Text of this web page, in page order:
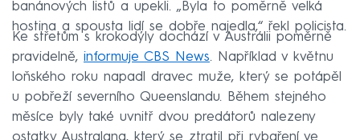
banánových listů a upekli. „Byla to poměrně velká
hostina a spousta lidí se dobře najedla,“ řekl policista.
Ke střetům s krokodýly dochází v Austrálii poměrně
pravidelně, informuje CBS News. Například v květnu
loňského roku napadl dravec muže, který se potápěl
u pobřeží severního Queenslandu. Během stejného
měsíce byly také uvnitř dvou predátorů nalezeny
ostatky Australana, který se ztratil při rybaření ve